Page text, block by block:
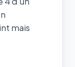
mais